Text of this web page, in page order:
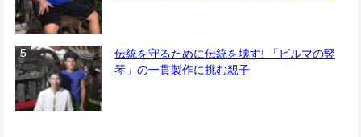
伝統を守るために伝統を壊す! 「ビルマの竪
琴」の一貫製作に挑む親子